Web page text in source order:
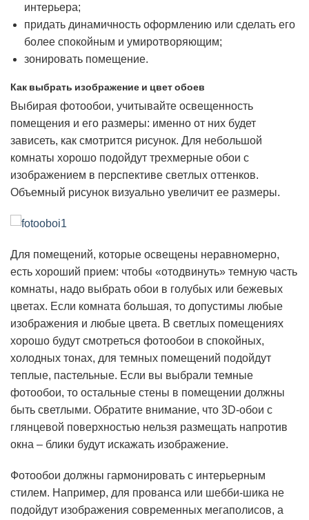
интерьера;
придать динамичность оформлению или сделать его
более спокойным и умиротворяющим;
зонировать помещение.
Как выбрать изображение и цвет обоев
Выбирая фотообои, учитывайте освещенность
помещения и его размеры: именно от них будет
зависеть, как смотрится рисунок. Для небольшой
комнаты хорошо подойдут трехмерные обои с
изображением в перспективе светлых оттенков.
Объемный рисунок визуально увеличит ее размеры.
Для помещений, которые освещены неравномерно,
есть хороший прием: чтобы «отодвинуть» темную часть
комнаты, надо выбрать обои в голубых или бежевых
цветах. Если комната большая, то допустимы любые
изображения и любые цвета. В светлых помещениях
хорошо будут смотреться фотообои в спокойных,
холодных тонах, для темных помещений подойдут
теплые, пастельные. Если вы выбрали темные
фотообои, то остальные стены в помещении должны
быть светлыми. Обратите внимание, что 3D-обои с
глянцевой поверхностью нельзя размещать напротив
окна – блики будут искажать изображение.
Фотообои должны гармонировать с интерьерным
стилем. Например, для прованса или шебби-шика не
подойдут изображения современных мегаполисов, а